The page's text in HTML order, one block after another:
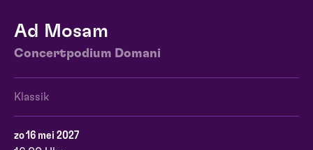
Ad Mosam
Concertpodium Domani
Klassik
zo 16 mei 2027